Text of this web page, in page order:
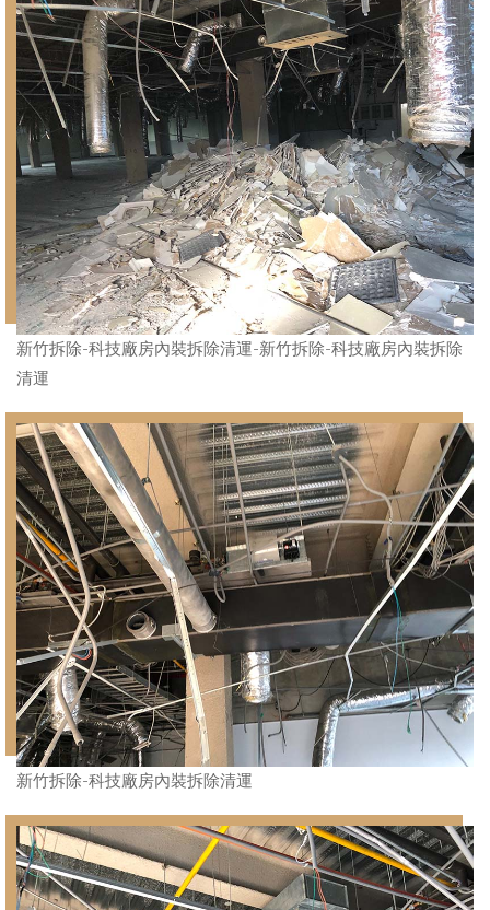
新竹拆除-科技廠房內裝拆除清運-新竹拆除-科技廠房內裝拆除
清運
新竹拆除-科技廠房內裝拆除清運